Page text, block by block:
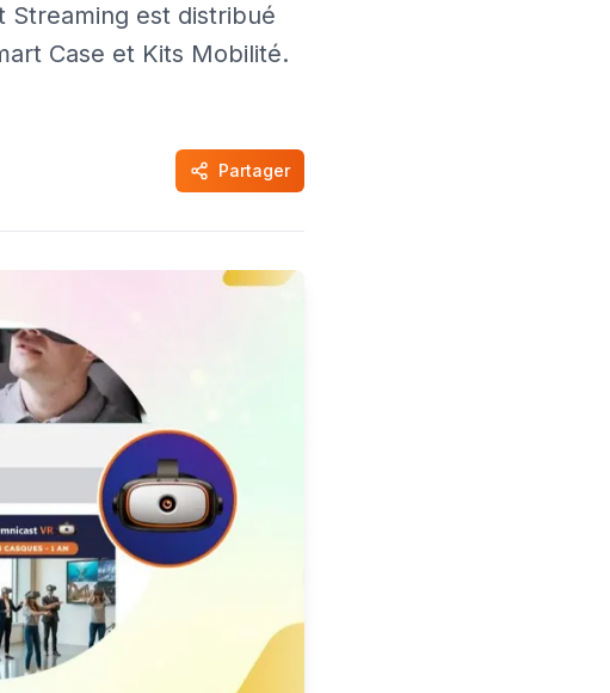
Streaming est distribué
Case et Kits Mobilité.
Partager